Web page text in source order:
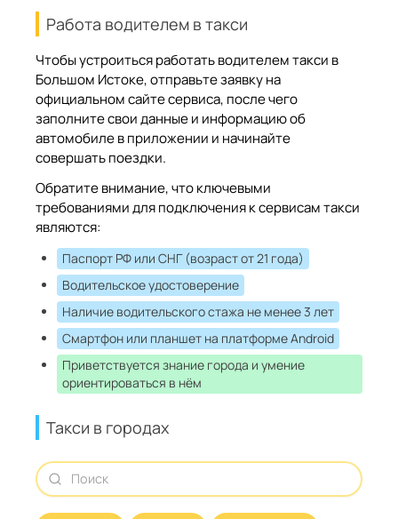
Работа водителем в такси
Чтобы устроиться работать водителем такси в
Большом Истоке, отправьте заявку на
официальном сайте сервиса, после чего
заполните свои данные и информацию об
автомобиле в приложении и начинайте
совершать поездки.
Обратите внимание, что ключевыми
требованиями для подключения к сервисам такси
являются:
Паспорт РФ или СНГ (возраст от 21 года)
Водительское удостоверение
Наличие водительского стажа не менее 3 лет
Смартфон или планшет на платформе Android
Приветствуется знание города и умение
ориентироваться в нём
Такси в городах